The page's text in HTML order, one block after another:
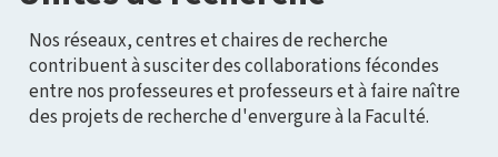
Nos réseaux, centres et chaires de recherche
contribuent à susciter des collaborations fécondes
entre nos professeures et professeurs et à faire naître
des projets de recherche d'envergure à la Faculté.